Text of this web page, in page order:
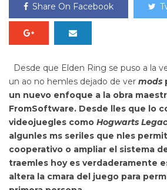
Share On Facebook
Desde que Elden Ring se puso a la
un ao no hemles dejado de ver mods
un nuevo enfoque a la obra
FromSoftware. Desde lles que lo
videojuegles como Hogwarts
algunles ms seriles que nles
cooperativo o ampliar el sistema
traemles hoy es verdaderamente
altera la cmara del juego para